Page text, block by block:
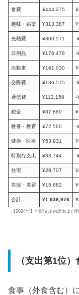
食費 ¥444,275
趣味・娯楽 ¥313,387
光熱費 ¥300,571 -
日用品 ¥176,478 -
自動車 ¥161,030
交際費 ¥136,575 -
通信費 ¥112,156 -
税金 ¥87,880
教養・教育 ¥72,560 -
健康・医療 ¥53,931
特別な支出 ¥33,744 -
住宅 ¥28,707
衣服・美容 ¥15,682
合計 ¥1,936,976
【2024年】年間支出内訳および
（支出第1位
食事（外食含む）